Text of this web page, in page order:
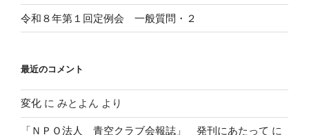
令和８年第１回定例会 一般質問・２
最近のコメント
変化 に みとよん より
「ＮＰＯ法人 青空クラブ会報誌」 発刊にあたって に